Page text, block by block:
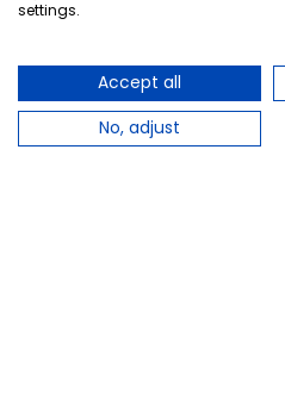
settings.
Accept all
No, adjust